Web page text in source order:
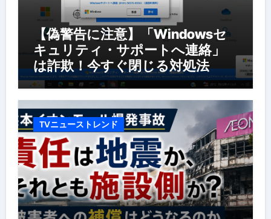
【偽警告に注意】「Windowsセ
キュリティ・サポートへ連絡」
は詐欺！今すぐ閉じる対処法
TVニューストレンド